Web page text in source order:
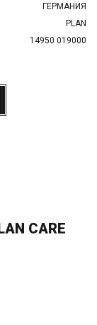
ГЕРМАНИЯ
PLAN
14950 019000
CARE